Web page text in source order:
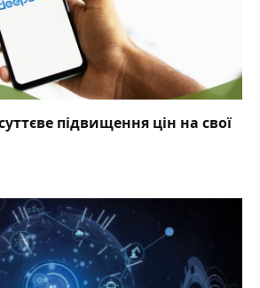
підвищення цін на свої